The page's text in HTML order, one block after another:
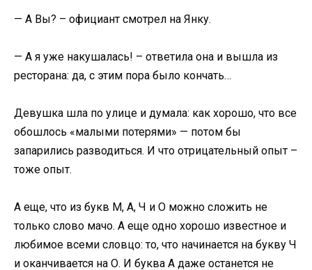
— А Вы? – официант смотрел на Янку.
— А я уже накушалась! – ответила она и вышла из
ресторана: да, с этим пора было кончать…
Девушка шла по улице и думала: как хорошо, что все
обошлось «малыми потерями» — потом бы
запарились разводиться. И что отрицательный опыт –
тоже опыт.
А еще, что из букв М, А, Ч и О можно сложить не
только слово мачо. А еще одно хорошо известное и
любимое всеми словцо: то, что начинается на букву Ч
и оканчивается на О. И буква А даже останется не